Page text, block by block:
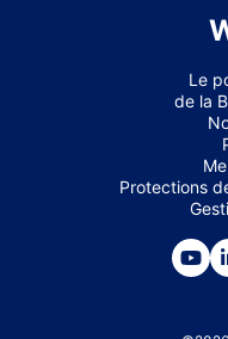
Le
de la
Protections